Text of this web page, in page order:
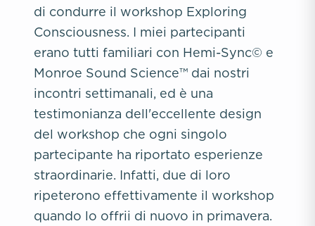
di condurre il workshop Exploring
Consciousness. I miei partecipanti
erano tutti familiari con Hemi-Sync© e
Monroe Sound Science™ dai nostri
incontri settimanali, ed è una
testimonianza dell'eccellente design
del workshop che ogni singolo
partecipante ha riportato esperienze
straordinarie. Infatti, due di loro
ripeterono effettivamente il workshop
quando lo offrii di nuovo in primavera.